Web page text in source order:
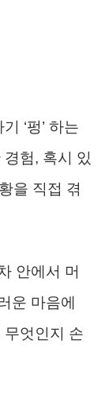
‘펑’ 하는
험, 혹시 있
을 직접 겪
안에서 머
운 마음에
무엇인지 손